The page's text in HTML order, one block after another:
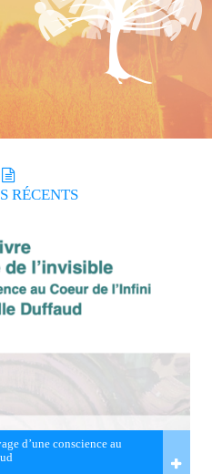
RÉCENTS
d’une conscience au